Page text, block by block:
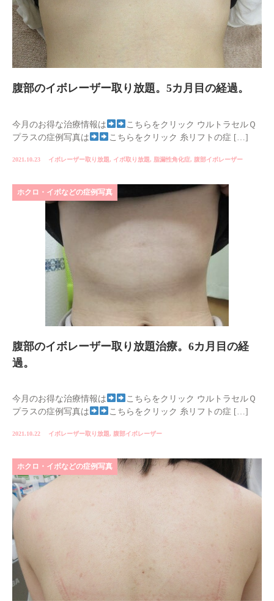
腹部のイボレーザー取り放題。5カ月目の経過。
今月のお得な治療情報は
こちらをクリック ウルトラセルＱ
プラスの症例写真は
こちらをクリック 糸リフトの症 […]
2021.10.23 イボレーザー取り放題, イボ取り放題, 脂漏性角化症, 腹部イボレーザー
ホクロ・イボなどの症例写真
腹部のイボレーザー取り放題治療。6カ月目の経
過。
今月のお得な治療情報は
こちらをクリック ウルトラセルＱ
プラスの症例写真は
こちらをクリック 糸リフトの症 […]
2021.10.22 イボレーザー取り放題, 腹部イボレーザー
ホクロ・イボなどの症例写真